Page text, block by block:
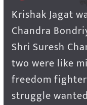
Krishak Jagat
Chandra
Shri Suresh
two were like
freedom
struggle